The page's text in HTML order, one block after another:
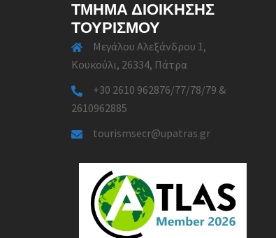
ΤΜΉΜΑ ΔΙΟΊΚΗΣΗΣ
ΤΟΥΡΙΣΜΟΎ
Μεγάλου Αλεξάνδρου 1,
Κουκούλι, 26334, Πάτρα
+30 2610 962876/77/78/79 &
2610962885
tourismsecr@upatras.gr